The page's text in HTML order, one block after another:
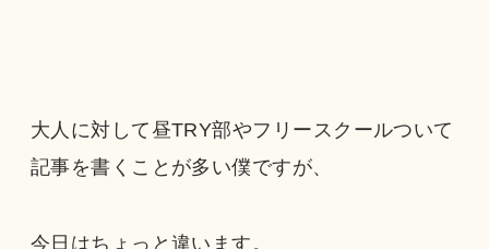
大人に対して昼TRY部やフリースクールついて
記事を書くことが多い僕ですが、
今日はちょっと違います。